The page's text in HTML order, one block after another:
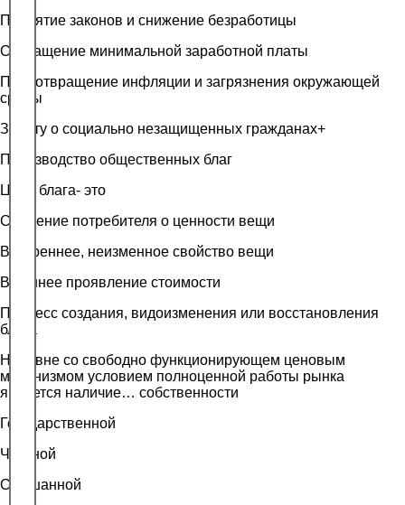
Принятие законов и снижение безработицы
Сокращение минимальной заработной платы
Предотвращение инфляции и загрязнения окружающей
среды
Заботу о социально незащищенных гражданах+
Производство общественных благ
Цена блага- это
Суждение потребителя о ценности вещи
Внутреннее, неизменное свойство вещи
Внешнее проявление стоимости
Процесс создания, видоизменения или восстановления
блага
Наравне со свободно функционирующем ценовым
механизмом условием полноценной работы рынка
является наличие… собственности
Государственной
Частной
Смешанной